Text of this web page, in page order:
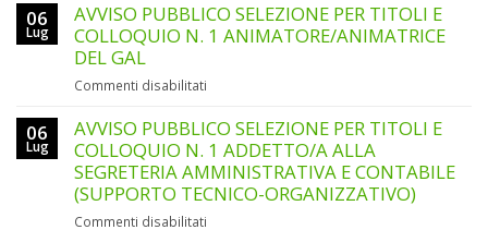
06
Lug
AVVISO PUBBLICO SELEZIONE PER TITOLI E
COLLOQUIO N. 1 ANIMATORE/ANIMATRICE
DEL GAL
Commenti disabilitati
PUBBLICO
SELEZIONE
PER
TITOLI
E
06
Lug
AVVISO PUBBLICO SELEZIONE PER TITOLI E
COLLOQUIO N. 1 ADDETTO/A ALLA
SEGRETERIA AMMINISTRATIVA E CONTABILE
(SUPPORTO TECNICO-ORGANIZZATIVO)
Commenti disabilitati